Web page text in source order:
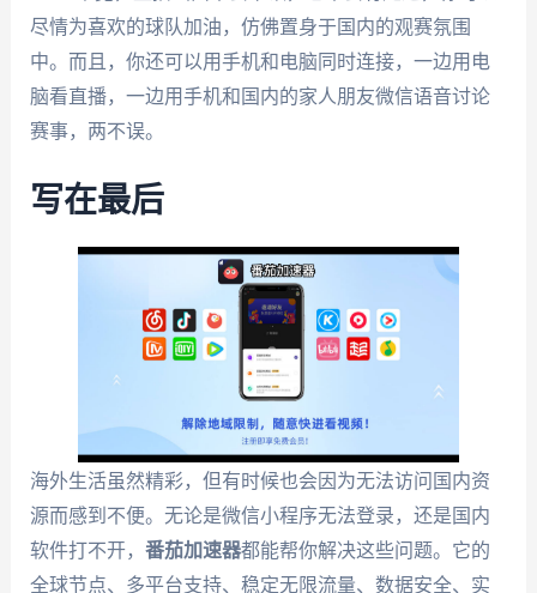
尽情为喜欢的球队加油，仿佛置身于国内的观赛氛围
中。而且，你还可以用手机和电脑同时连接，一边用电
脑看直播，一边用手机和国内的家人朋友微信语音讨论
赛事，两不误。
写在最后
海外生活虽然精彩，但有时候也会因为无法访问国内资
源而感到不便。无论是微信小程序无法登录，还是国内
软件打不开， 番茄加速器都能帮你解决这些问题。它的
全球节点、多平台支持、稳定无限流量、数据安全、实